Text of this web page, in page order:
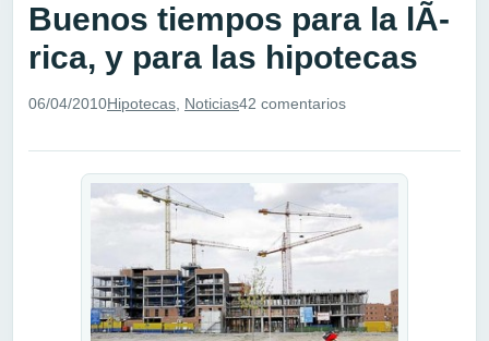
Buenos tiempos para la lÃ­
rica, y para las hipotecas
06/04/2010Hipotecas Noticias42 comentarios